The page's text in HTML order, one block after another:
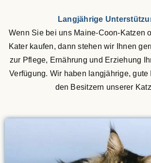
Langjährige
Wenn Sie bei uns Maine-Coon-Katzen
Kater kaufen, dann stehen wir Ihnen
zur Pflege, Ernährung und Erziehung
Verfügung. Wir haben langjährige, gute
den Besitzern unserer